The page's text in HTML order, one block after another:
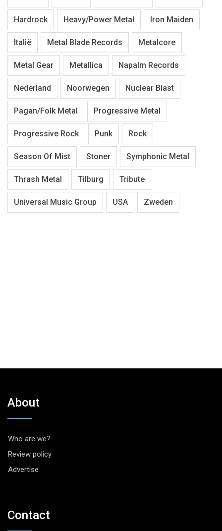
Hardrock Heavy/Power Metal Iron Maiden
Italië Metal Blade Records Metalcore
Metal Gear Metallica Napalm Records
Nederland Noorwegen Nuclear Blast
Pagan/Folk Metal Progressive Metal
Progressive Rock Punk Rock
Season Of Mist Stoner Symphonic Metal
Thrash Metal Tilburg Tribute
Universal Music Group USA Zweden
About
Who are we?
Review policy
Advertise
Contact